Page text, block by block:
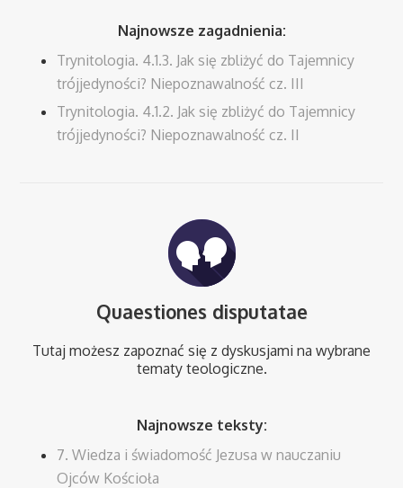
Najnowsze zagadnienia:
Trynitologia. 4.1.3. Jak się zbliżyć do Tajemnicy
trójjedyności? Niepoznawalność cz. III
Trynitologia. 4.1.2. Jak się zbliżyć do Tajemnicy
trójjedyności? Niepoznawalność cz. II
Quaestiones disputatae
Tutaj możesz zapoznać się z dyskusjami na wybrane
tematy teologiczne.
Najnowsze teksty:
7. Wiedza i świadomość Jezusa w nauczaniu
Ojców Kościoła